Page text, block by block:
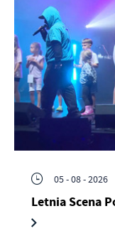
05 - 08 - 2026
Letnia Scena